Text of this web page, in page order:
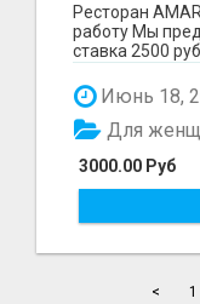
Ресторан
работу Мы
ставка 2500
продаж после
Июнь 18,
3000.00 Руб
Для
< 1